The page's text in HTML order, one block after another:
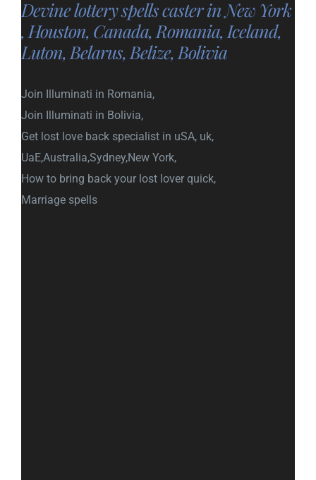
Devine lottery spells caster in New York
, Houston, Canada, Romania, Iceland,
Luton, Belarus, Belize, Bolivia
Join Illuminati in Romania,
Join Illuminati in Bolivia,
Get lost love back specialist in uSA, uk,
UaE,Australia,Sydney,New York,
How to bring back your lost lover quick,
Marriage spells